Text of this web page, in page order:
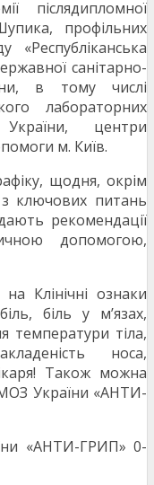
післядипломної
профільних
«Республіканська
санітарно-
в тому числі
лабораторних
України, центри
м. Київ.
щодня, окрім
з ключових питань
рекомендації
допомогою,
Клінічні ознаки
біль у м’язах,
температури тіла,
носа,
Також можна
України «АНТИ-
«АНТИ-ГРИП» 0-